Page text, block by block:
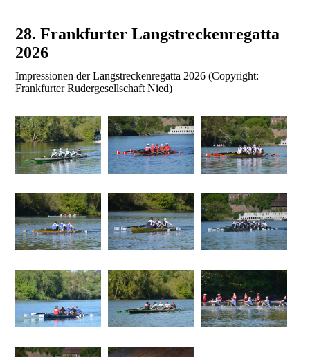
28. Frankfurter Langstreckenregatta
2026
Impressionen der Langstreckenregatta 2026 (Copyright:
Frankfurter Rudergesellschaft Nied)